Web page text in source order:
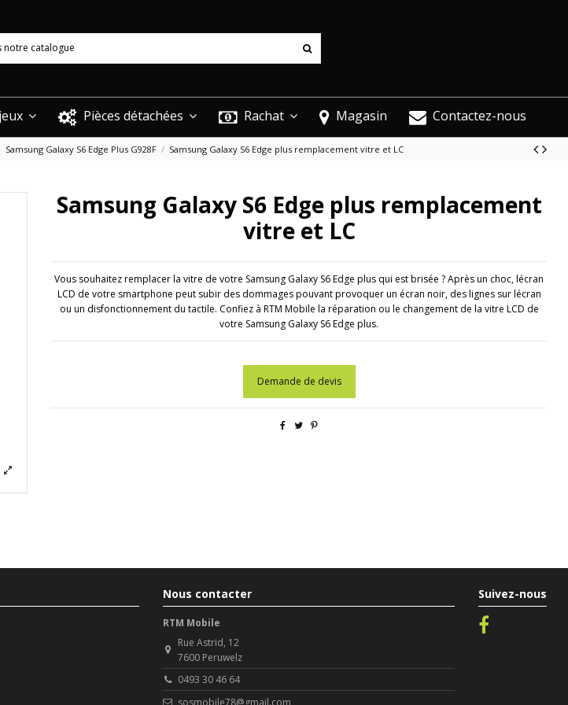
Pièces détachées Rachat Magasin Contactez-nous
Samsung Galaxy S6 Edge Plus G928F Samsung Galaxy S6 Edge plus remplacement vitre et LC
Samsung Galaxy S6 Edge plus remplacement
vitre et LC
Vous souhaitez remplacer la vitre de votre Samsung Galaxy S6 Edge plus qui est brisée ? Après un choc, lécran
LCD de votre smartphone peut subir des dommages pouvant provoquer un écran noir, des lignes sur lécran
ou un disfonctionnement du tactile. Confiez à RTM Mobile la réparation ou le changement de la vitre LCD de
votre Samsung Galaxy S6 Edge plus.
Demande de devis
Nous contacter
RTM Mobile
Rue Astrid, 12
7600 Peruwelz
0493 30 46 64
sosmobile78@gmail.com
Suivez-nous